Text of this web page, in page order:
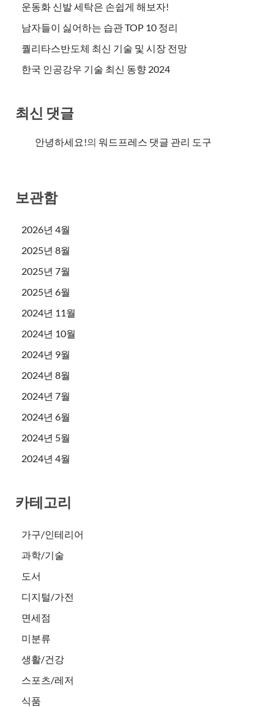
운동화 신발 세탁은 손쉽게 해보자!
남자들이 싫어하는 습관 TOP 10 정리
퀄리타스반도체 최신 기술 및 시장 전망
한국 인공강우 기술 최신 동향 2024
최신 댓글
안녕하세요!의 워드프레스 댓글 관리 도구
보관함
2026년 4월
2025년 8월
2025년 7월
2025년 6월
2024년 11월
2024년 10월
2024년 9월
2024년 8월
2024년 7월
2024년 6월
2024년 5월
2024년 4월
카테고리
가구/인테리어
과학/기술
도서
디지털/가전
면세점
미분류
생활/건강
스포츠/레저
식품